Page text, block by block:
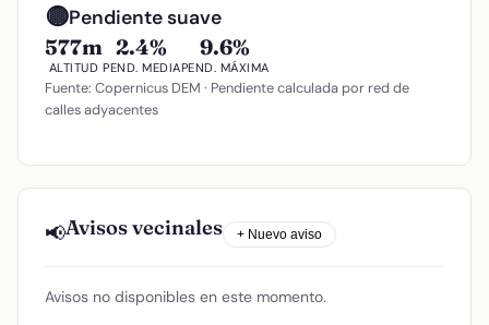
🟡Pendiente suave
577m
ALTITUD
2.4%
PEND. MEDIA
9.6%
PEND. MÁXIMA
Fuente: Copernicus DEM · Pendiente calculada por red de
calles adyacentes
📢Avisos vecinales + Nuevo aviso
Avisos no disponibles en este momento.